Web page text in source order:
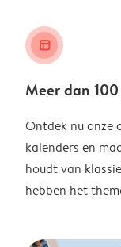
layout_alt
Meer dan
Ontdek nu onze
kalenders en
houdt van
hebben het